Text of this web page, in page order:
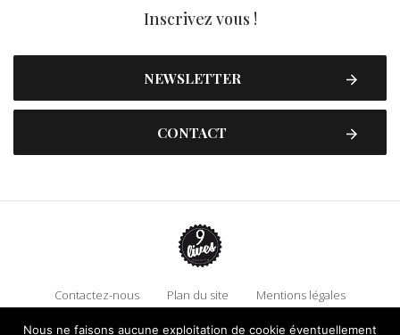
Inscrivez vous !
NEWSLETTER
CONTACT
Contactez-nous Plan du site
Mentions légales
Politique de confidentialité
Adhérez à 9 Lives
Nous ne faisons aucune exploitation de cookie éventuellement